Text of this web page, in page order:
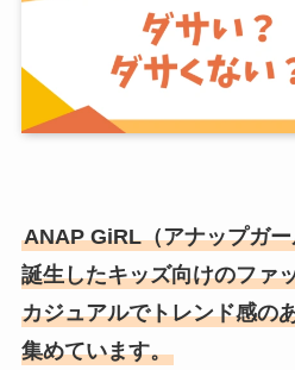
ANAP GiRL（アナップガ
誕生したキッズ向けのファ
カジュアルでトレンド感の
集めています。